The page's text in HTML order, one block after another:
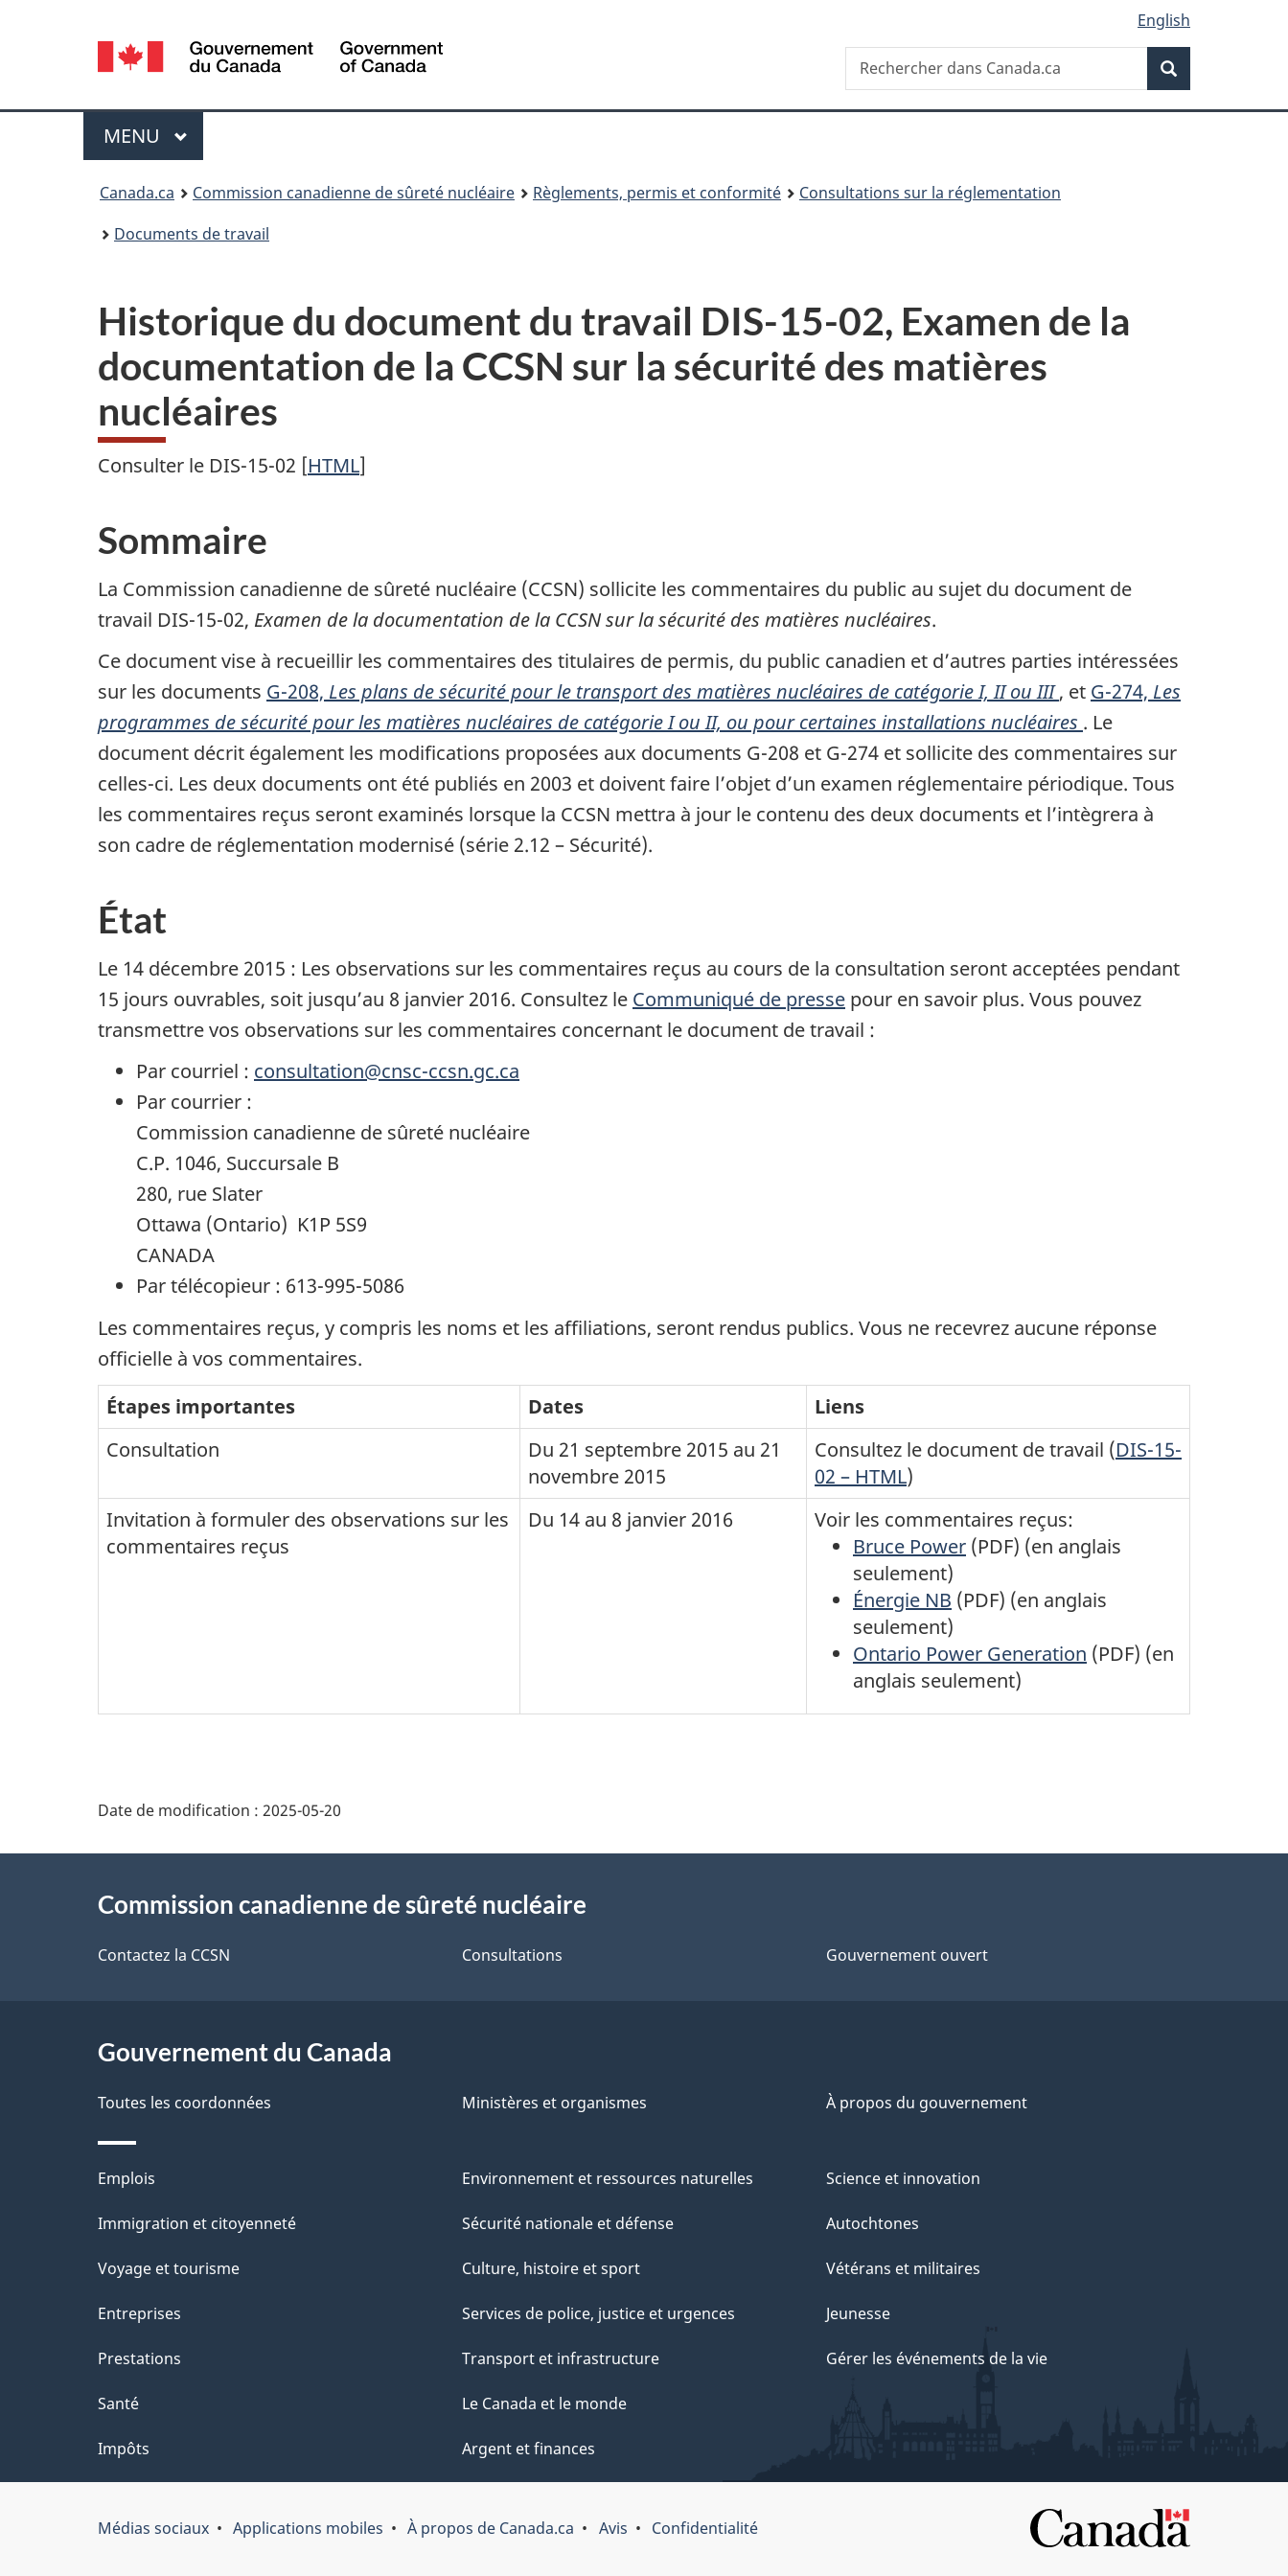
de
Sélection
de
la
langue
English
Canada
Recherche
Rechercher
dans
Menu
MENU PRINCIPAL
Canada.ca Commission canadienne de sûreté nucléaire Règlements, permis et conformité
Consultations sur la réglementation
Documents de travail
Historique du document du travail DIS-15-02, Examen de la
documentation de la CCSN sur la sécurité des matières
nucléaires
Consulter le DIS-15-02 [HTML]
Sommaire
La Commission canadienne de sûreté nucléaire (CCSN) sollicite les commentaires du public au sujet du document de
travail DIS-15-02, Examen de la documentation de la CCSN sur la sécurité des matières nucléaires.
Ce document vise à recueillir les commentaires des titulaires de permis, du public canadien et d’autres parties intéressées
sur les documents G-208, Les plans de sécurité pour le transport des matières nucléaires de catégorie I, II ou III, et G-274, Les
programmes de sécurité pour les matières nucléaires de catégorie I ou II, ou pour certaines installations nucléaires . Le
document décrit également les modifications proposées aux documents G-208 et G-274 et sollicite des commentaires sur
celles-ci. Les deux documents ont été publiés en 2003 et doivent faire l’objet d’un examen réglementaire périodique. Tous
les commentaires reçus seront examinés lorsque la CCSN mettra à jour le contenu des deux documents et l’intègrera à
son cadre de réglementation modernisé (série 2.12 – Sécurité).
État
Le 14 décembre 2015 : Les observations sur les commentaires reçus au cours de la consultation seront acceptées pendant
15 jours ouvrables, soit jusqu’au 8 janvier 2016. Consultez le Communiqué de presse pour en savoir plus. Vous pouvez
transmettre vos observations sur les commentaires concernant le document de travail :
Par courriel : consultation@cnsc-ccsn.gc.ca
Par courrier :
Commission canadienne de sûreté nucléaire
C.P. 1046, Succursale B
280, rue Slater
Ottawa (Ontario) K1P 5S9
CANADA
Par télécopieur : 613-995-5086
Les commentaires reçus, y compris les noms et les affiliations, seront rendus publics. Vous ne recevrez aucune réponse
officielle à vos commentaires.
Étapes importantes
Dates
Liens
Consultation
Du 21 septembre 2015 au 21
novembre 2015
Consultez le document de travail (DIS-15-
02 – HTML)
Invitation à formuler des observations sur les
commentaires reçus
Du 14 au 8 janvier 2016
Voir les commentaires reçus:
Bruce Power (PDF) (en anglais
seulement)
Énergie NB (PDF) (en anglais
seulement)
Ontario Power Generation (PDF) (en
anglais seulement)
a
i
s
d
e
l
a
p
a
g
e
Date de modification : 2025-05-20
proposCommission canadienne de sûreté nucléaire
Contactez la CCSN Consultations Gouvernement ouvert
Gouvernement du Canada
Toutes les coordonnées Ministères et organismes À propos du gouvernement
Thèmes
et
Emplois
Immigration et citoyenneté
Voyage et tourisme
Entreprises
Prestations
Santé
Impôts
Environnement et ressources naturelles
Sécurité nationale et défense
Culture, histoire et sport
Services de police, justice et urgences
Transport et infrastructure
Le Canada et le monde
Argent et finances
Science et innovation
Autochtones
Vétérans et militaires
Jeunesse
Gérer les événements de la vie
Organisation
Médias sociaux Applications mobiles À propos de Canada.ca Avis Confidentialité